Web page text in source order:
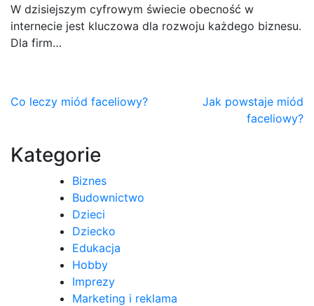
W dzisiejszym cyfrowym świecie obecność w
internecie jest kluczowa dla rozwoju każdego biznesu.
Dla firm…
Nawigacja
Co leczy miód faceliowy?
Jak powstaje miód
faceliowy?
Kategorie
Biznes
Budownictwo
Dzieci
Dziecko
Edukacja
Hobby
Imprezy
Marketing i reklama